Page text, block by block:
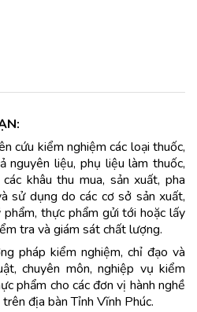
cứu kiểm nghiệm các loại thuốc,
nguyên liệu, phụ liệu làm thuốc,
khâu thu mua, sản xuất, pha
sử dụng do các cơ sở sản xuất,
thực phẩm gửi tới hoặc lấy
tra và giám sát chất lượng.
pháp kiểm nghiệm, chỉ đạo và
chuyên môn, nghiệp vụ kiểm
phẩm cho các đơn vị hành nghề
địa bàn Tỉnh Vĩnh Phúc.